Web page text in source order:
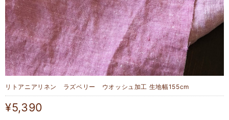
リトアニアリネン ラズベリー ウオッシュ加工 生地幅155cm
¥5,390